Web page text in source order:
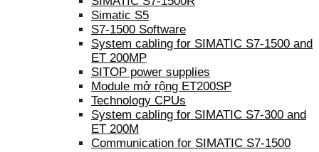
Simatic S5
S7-1500 Software
System cabling for SIMATIC S7-1500 and
ET 200MP
SITOP power supplies
Module mở rộng ET200SP
Technology CPUs
System cabling for SIMATIC S7-300 and
ET 200M
Communication for SIMATIC S7-1500